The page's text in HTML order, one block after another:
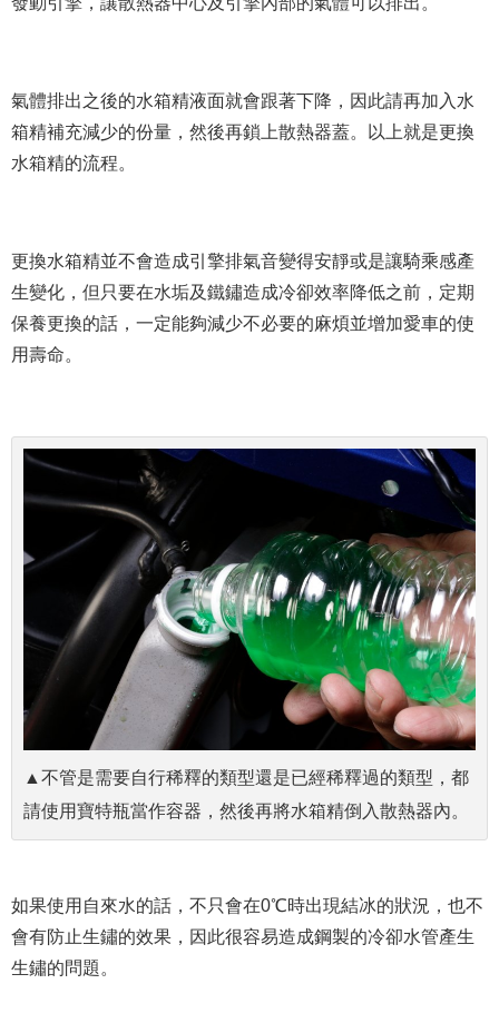
氣體排出之後的水箱精液面就會跟著下降，因此請再加入水
箱精補充減少的份量，然後再鎖上散熱器蓋。以上就是更換
水箱精的流程。
更換水箱精並不會造成引擎排氣音變得安靜或是讓騎乘感產
生變化，但只要在水垢及鐵鏽造成冷卻效率降低之前，定期
保養更換的話，一定能夠減少不必要的麻煩並增加愛車的使
用壽命。
▲不管是需要自行稀釋的類型還是已經稀釋過的類型，都
請使用寶特瓶當作容器，然後再將水箱精倒入散熱器內。
如果使用自來水的話，不只會在0℃時出現結冰的狀況，也不
會有防止生鏽的效果，因此很容易造成鋼製的冷卻水管產生
生鏽的問題。